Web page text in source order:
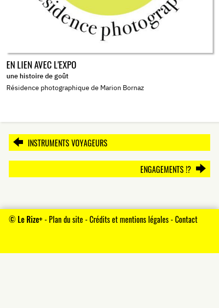
EN LIEN AVEC L'EXPO
une histoire de goût
Résidence photographique de Marion Bornaz
INSTRUMENTS VOYAGEURS
ENGAGEMENTS !?
© Le Rize+- Plan du site -Crédits et mentions légales-Contact